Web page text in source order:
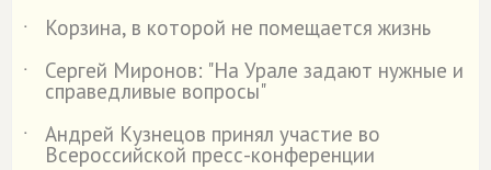
˙
Корзина, в которой не помещается жизнь
˙
Сергей Миронов: "На Урале задают нужные и
справедливые вопросы"
˙
Андрей Кузнецов принял участие во
Всероссийской пресс-конференции